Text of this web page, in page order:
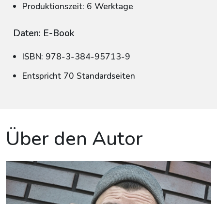
Produktionszeit: 6 Werktage
Daten: E-Book
ISBN: 978-3-384-95713-9
Entspricht 70 Standardseiten
Über den Autor